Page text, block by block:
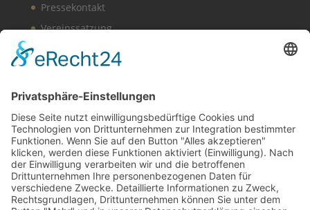
Pressekontakt
Vereinssatzung
Impressum
Datenschutz
Cookie-Einstellungen
BDS News – immer aktuell
Melden Sie sich zu unseremNewsletteran und
verpassen Sie keine aktuellen Tipps mehr rund um
unsere Aktionen, wie z. B. verkaufsoffene Sonntage,
After-Work-Parties und das aktuelle Unternehmer-